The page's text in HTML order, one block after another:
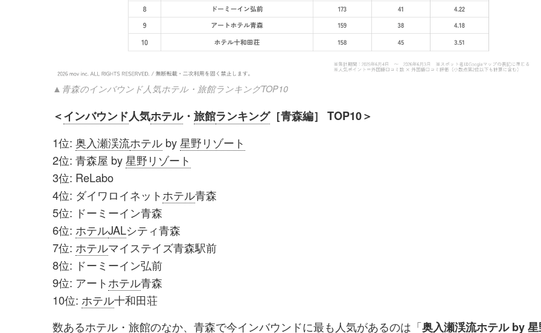
▲青森のインバウンド人気ホテル・旅館ランキングTOP10
＜インバウンド人気ホテル・ 旅館ランキング［青森編］ TOP10＞
1位: 奥入瀬渓流ホテル by星野リゾート
2位: 青森屋 by星野リゾート
3位: ReLabo
4位: ダイワロイネットホテル青森
5位: ドーミーイン青森
6位: ホテルJALシティ青森
7位: ホテルマイステイズ青森駅前
8位: ドーミーイン弘前
9位: アートホテル青森
10位: ホテル十和田荘
数あるホテル ・ 旅館のなか、青森で今インバウンドに最も人気があるのは「奥入瀬渓流ホテルby